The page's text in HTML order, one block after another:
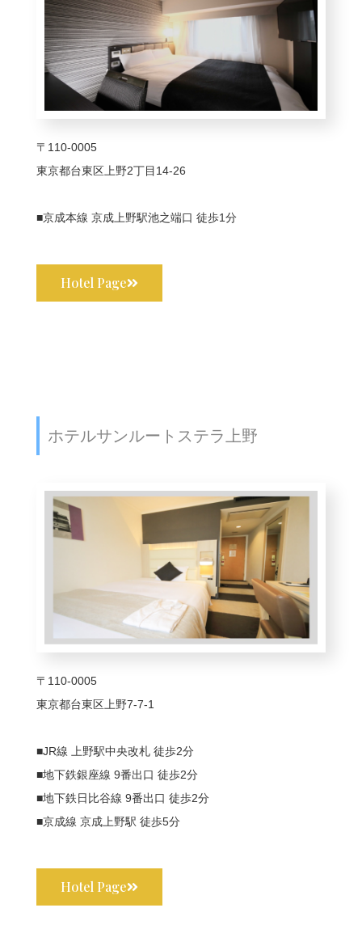
〒110-0005
東京都台東区上野2丁目14-26
■京成本線 京成上野駅池之端口 徒歩1分
Hotel Page
ホテルサンルートステラ上野
〒110-0005
東京都台東区上野7-7-1
■JR線 上野駅中央改札 徒歩2分
■地下鉄銀座線 9番出口 徒歩2分
■地下鉄日比谷線 9番出口 徒歩2分
■京成線 京成上野駅 徒歩5分
Hotel Page